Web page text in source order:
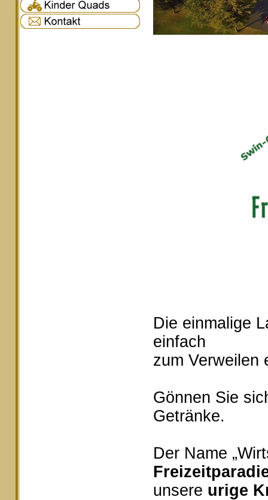
Die einmalige
einfach
zum Verweilen
Gönnen Sie
Getränke.
Der Name
unsere urige